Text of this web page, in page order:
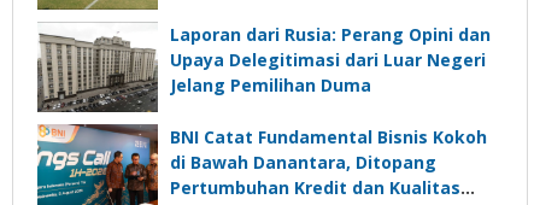
Laporan dari Rusia: Perang Opini dan
Upaya Delegitimasi dari Luar Negeri
Jelang Pemilihan Duma
BNI Catat Fundamental Bisnis Kokoh
di Bawah Danantara, Ditopang
Pertumbuhan Kredit dan Kualitas